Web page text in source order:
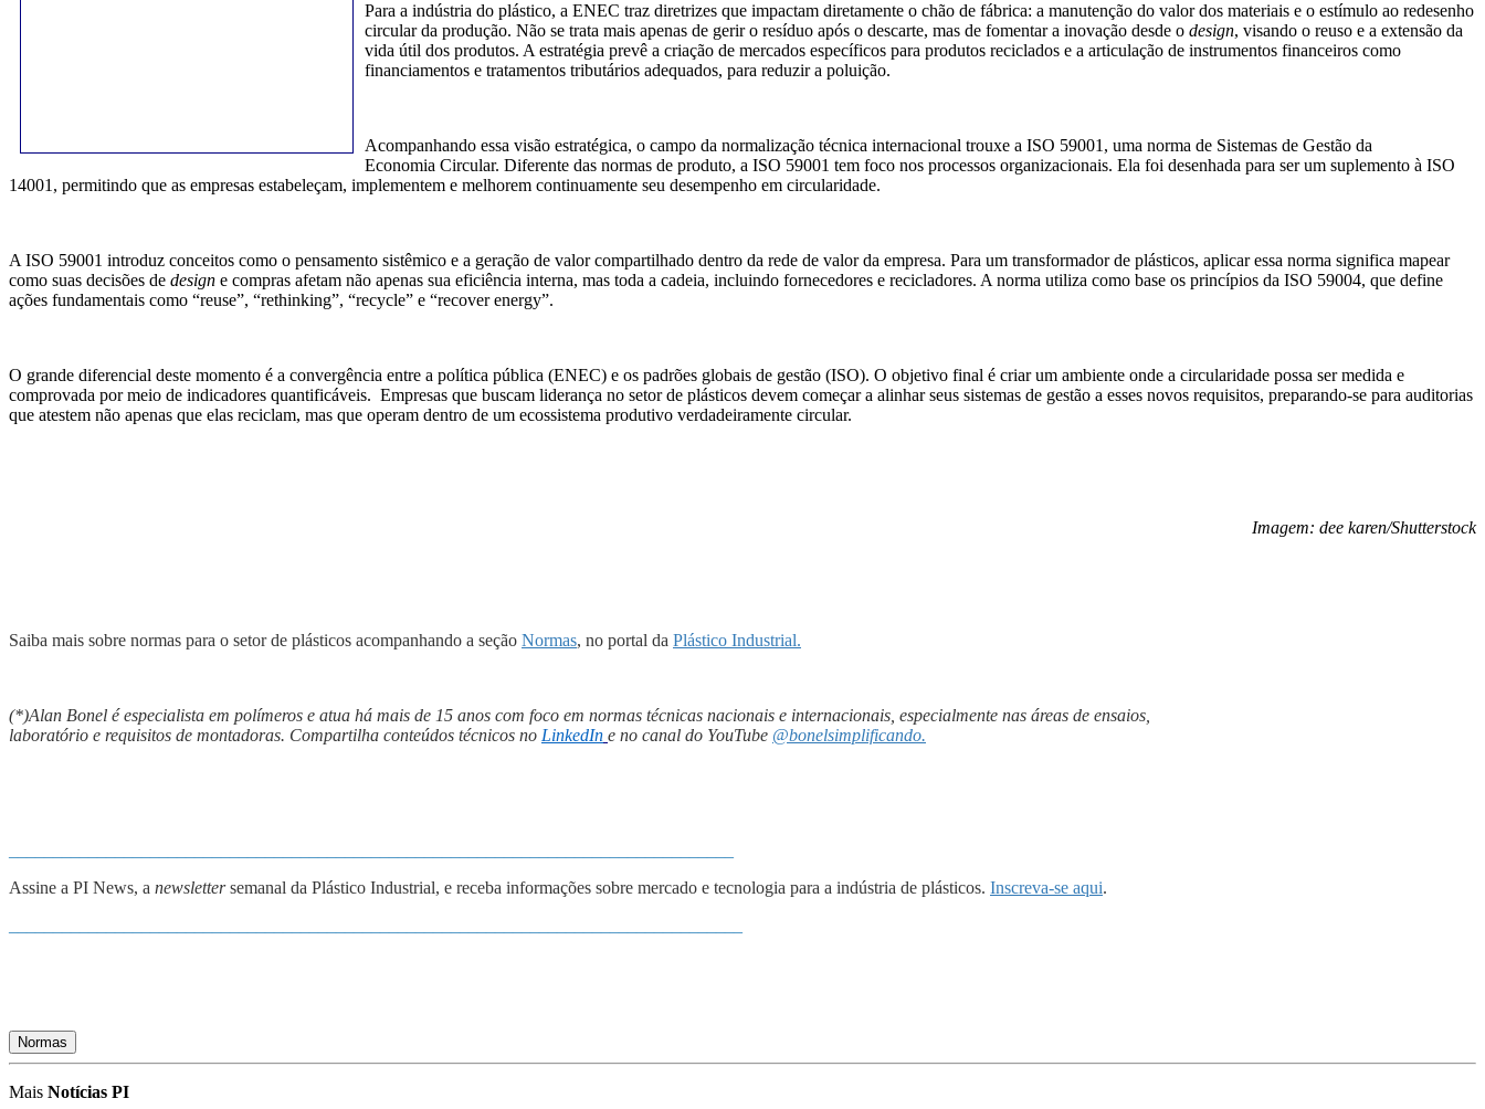
Para a indústria do plástico, a ENEC traz diretrizes que impactam diretamente o chão de fábrica: a manutenção do valor dos materiais e o estímulo ao redesenho
circular da produção. Não se trata mais apenas de gerir o resíduo após o descarte, mas de fomentar a inovação desde o design, visando o reuso e a extensão da
vida útil dos produtos. A estratégia prevê a criação de mercados específicos para produtos reciclados e a articulação de instrumentos financeiros como
financiamentos e tratamentos tributários adequados, para reduzir a poluição.
Acompanhando essa visão estratégica, o campo da normalização técnica internacional trouxe a ISO 59001, uma norma de Sistemas de Gestão da
Economia Circular. Diferente das normas de produto, a ISO 59001 tem foco nos processos organizacionais. Ela foi desenhada para ser um suplemento à ISO
14001, permitindo que as empresas estabeleçam, implementem e melhorem continuamente seu desempenho em circularidade.
A ISO 59001 introduz conceitos como o pensamento sistêmico e a geração de valor compartilhado dentro da rede de valor da empresa. Para um transformador de plásticos, aplicar essa norma significa mapear
como suas decisões de design e compras afetam não apenas sua eficiência interna, mas toda a cadeia, incluindo fornecedores e recicladores. A norma utiliza como base os princípios da ISO 59004, que define
ações fundamentais como “reuse”, “rethinking”, “recycle” e “recover energy”.
O grande diferencial deste momento é a convergência entre a política pública (ENEC) e os padrões globais de gestão (ISO). O objetivo final é criar um ambiente onde a circularidade possa ser medida e
comprovada por meio de indicadores quantificáveis. Empresas que buscam liderança no setor de plásticos devem começar a alinhar seus sistemas de gestão a esses novos requisitos, preparando-se para auditorias
que atestem não apenas que elas reciclam, mas que operam dentro de um ecossistema produtivo verdadeiramente circular.
Imagem: dee karen/Shutterstock
Saiba mais sobre normas para o setor de plásticos acompanhando a seção Normas, no portal da Plástico Industrial.
(*)Alan Bonel é especialista em polímeros e atua há mais de 15 anos com foco em normas técnicas nacionais e internacionais, especialmente nas áreas de ensaios,
laboratório e requisitos de montadoras. Compartilha conteúdos técnicos no LinkedIn e no canal do YouTube @bonelsimplificando.
Assine a PI News, a newslettersemanal da Plástico Industrial, e receba informações sobre mercado e tecnologia para a indústria de plásticos. Inscreva-se aqui.
Normas
Mais Notícias PI